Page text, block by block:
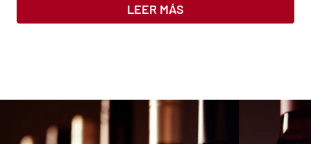
LEER MÁS